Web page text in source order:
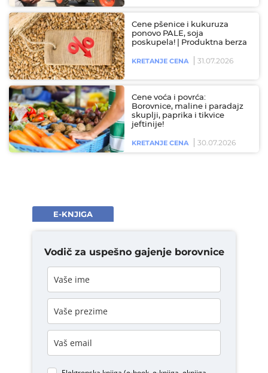
Cene pšenice i kukuruza
ponovo PALE, soja
poskupela! | Produktna berza
KRETANJE CENA 31.07.2026
Cene voća i povrća:
Borovnice, maline i paradajz
skuplji, paprika i tikvice
jeftinije!
KRETANJE CENA 30.07.2026
E-KNJIGA
Vodič za uspešno gajenje borovnice